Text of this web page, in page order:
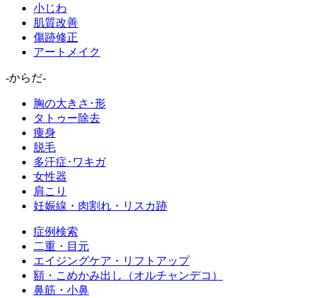
小じわ
肌質改善
傷跡修正
アートメイク
-からだ-
胸の大きさ･形
タトゥー除去
痩身
脱毛
多汗症･ワキガ
女性器
肩こり
妊娠線・肉割れ・リスカ跡
症例検索
二重・目元
エイジングケア・リフトアップ
額・こめかみ出し（オルチャンデコ）
鼻筋・小鼻